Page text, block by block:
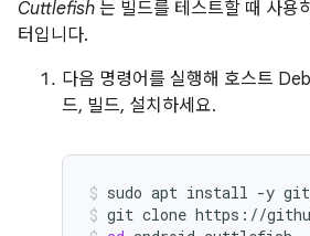
Cuttlefish 는 빌드를 테스트할 때 사용
터입니다.
다음 명령어를 실행해 호스트
드, 빌드, 설치하세요.
sudo apt install -y git
git clone https://